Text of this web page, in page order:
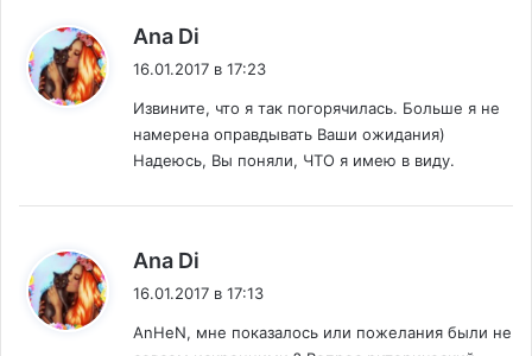
Ana Di
16.01.2017 в 17:23
Извините, что я так погорячилась. Больше я не
намерена оправдывать Ваши ожидания)
Надеюсь, Вы поняли, ЧТО я имею в виду.
Ana Di
16.01.2017 в 17:13
AnHeN, мне показалось или пожелания были не